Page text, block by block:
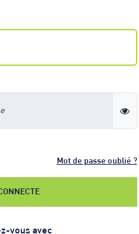
Mot de passe oublié ?
vous avec